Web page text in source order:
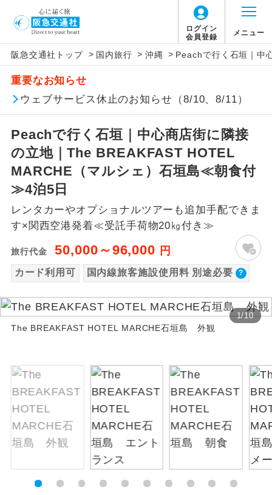
ログイン
会員登録
メニュー
阪急交通社トップ > 国内旅行 > 沖縄 > Peachで行く石垣｜中
重要なお知らせ
ウェブサービス休止のお知らせ（8/10、8/11）
Peachで行く石垣｜中心商店街に隣接
の立地｜The BREAKFAST HOTEL
MARCHE（マルシェ）石垣島≪朝食付
≫4泊5日
レンタカーやオプショナルツアーも追加手配できま
す×関西空港発着≪受託手荷物20㎏付き≫
旅行代金 50,000～96,000 円
カード利用可 国内線旅客施設使用料 別途必要
1/10
The BREAKFAST HOTEL MARCHE石垣島 外観
【国内旅客施設使用料について】
旅行代金に国内旅客施設使用料は含まれてお
りません。別途お支払いが必要となります。
関空(2ﾀｰﾐﾅﾙ国内線出発)片道：大人510円、
子供510円
関空(2ﾀｰﾐﾅﾙ国内線到着)片道：大人510円、
子供510円
アイコン 説明
添乗員同行
往路出発空港（駅）から復路到着空港
（駅）まで同行します。
現地添乗員同
現地到着空港（駅）から最終日出発空港
（駅）まで添乗員が同行します。
バスガイド乗
務
バスガイドが乗務し、車内での観光案内
新コース 初登場のコースです。
世界遺産
ユネスコに登録されている文化遺産や自
然遺産を訪ねるコースです。
絶景スポットに立ち寄るコースです。
温泉 温泉地にも宿泊するコースです。
露天風呂
す。
全食事付き
全てのお食事が付いていますので、お食
事の心配はいりません。（機内食を除
く）
お部屋食
お部屋にてゆっくりとお召し上がりいた